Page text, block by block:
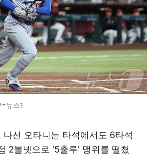
뉴스1
나선 오타니는 타석에서도 6타석
2볼넷으로 '5출루' 맹위를 떨쳤